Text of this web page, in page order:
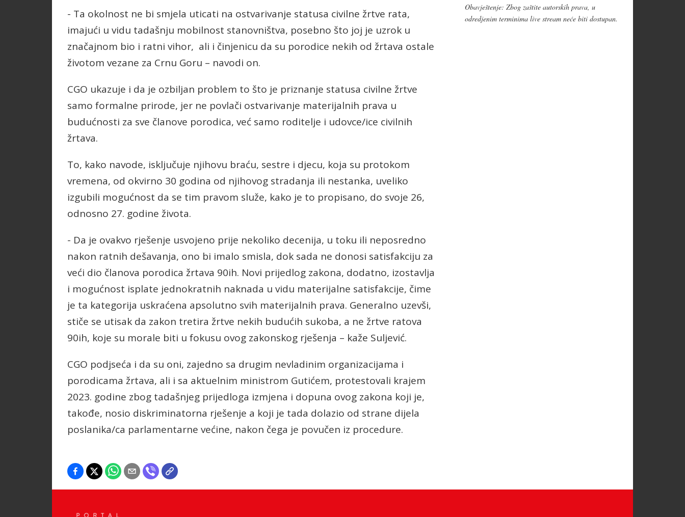
- Ta okolnost ne bi smjela uticati na ostvarivanje statusa civilne žrtve rata,
imajući u vidu tadašnju mobilnost stanovništva, posebno što joj je uzrok u
značajnom bio i ratni vihor, ali i činjenicu da su porodice nekih od žrtava ostale
životom vezane za Crnu Goru – navodi on.
CGO ukazuje i da je ozbiljan problem to što je priznanje statusa civilne žrtve
samo formalne prirode, jer ne povlači ostvarivanje materijalnih prava u
budućnosti za sve članove porodica, već samo roditelje i udovce/ice civilnih
žrtava.
To, kako navode, isključuje njihovu braću, sestre i djecu, koja su protokom
vremena, od okvirno 30 godina od njihovog stradanja ili nestanka, uveliko
izgubili mogućnost da se tim pravom služe, kako je to propisano, do svoje 26,
odnosno 27. godine života.
- Da je ovakvo rješenje usvojeno prije nekoliko decenija, u toku ili neposredno
nakon ratnih dešavanja, ono bi imalo smisla, dok sada ne donosi satisfakciju za
veći dio članova porodica žrtava 90ih. Novi prijedlog zakona, dodatno, izostavlja
i mogućnost isplate jednokratnih naknada u vidu materijalne satisfakcije, čime
je ta kategorija uskraćena apsolutno svih materijalnih prava. Generalno uzevši,
stiče se utisak da zakon tretira žrtve nekih budućih sukoba, a ne žrtve ratova
90ih, koje su morale biti u fokusu ovog zakonskog rješenja – kaže Suljević.
CGO podjseća i da su oni, zajedno sa drugim nevladinim organizacijama i
porodicama žrtava, ali i sa aktuelnim ministrom Gutićem, protestovali krajem
2023. godine zbog tadašnjeg prijedloga izmjena i dopuna ovog zakona koji je,
takođe, nosio diskriminatorna rješenje a koji je tada dolazio od strane dijela
poslanika/ca parlamentarne većine, nakon čega je povučen iz procedure.
Obavještenje: Zbog zaštite autorskih prava, u
odredjenim terminima live stream neće biti dostupan.